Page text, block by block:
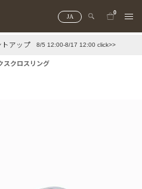
JA
0
アップ 8/5 12:00-8/17 12:00 click>>
スクロスリング